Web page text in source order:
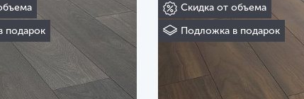
подарок
Скидка от объема
Подложка в подарок